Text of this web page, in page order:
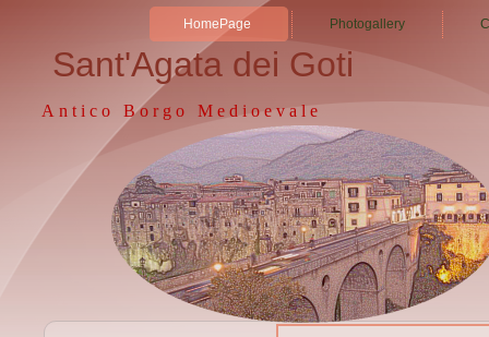
Sant'Agata dei Goti
Antico Borgo Medioevale
HomePage Photogallery